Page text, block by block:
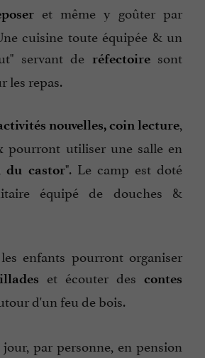
et même y goûter par
cuisine toute équipée & un
servant de réfectoiresont
les repas.
nouvelles, coin lecture,
pourront utiliser une salle en
du castor". Le camp est doté
équipé de douches &
enfants pourront organiser
et écouter des contes
d'un feu de bois.
par personne, en pension